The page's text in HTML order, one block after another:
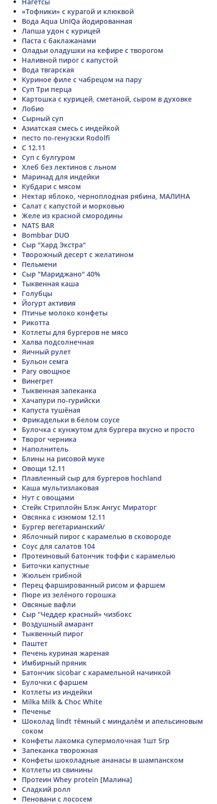
«Тофники» с курагой и клюквой
Вода Aqua UnIQa йодированная
Лапша удон с курицей
Паста с баклажанами
Оладьи оладушки на кефире с творогом
Наливной пирог с капустой
Вода твгарская
Куриное филе с чабрецом на пару
Суп Три перца
Картошка с курицей, сметаной, сыром в духовке
Лобио
Сырный суп
Азиатская смесь с индейкой
песто по-генузски Rodolfi
С 12.11
Суп с булгуром
Хлеб без лектинов с льном
Маринад для индейки
Кубдари с мясом
Нектар яблоко, черноплодная рябина, МАЛИНА
Салат с капустой и морковью
Желе из красной смородины
NATS BAR
Bombbar DUO
Сыр "Хард Экстра"
Творожный десерт с желатином
Пельмени
Сыр "Мариджано" 40%
Тыквенная каша
Голубцы
Йогурт активия
Птичье молоко конфеты
Рикотта
Котлеты для бургеров не мясо
Халва подсолнечная
Яичный рулет
Бульон семга
Рагу овощное
Винегрет
Тыквенная запеканка
Хачапури по-гурийски
Капуста тушёная
Фрикадельки в белом соусе
Булочка с кунжутом для бургера вкусно и просто
Творог черника
Наполнитель
Блины на рисовой муке
Овощи 12.11
Плавленный сыр для бургеров hochland
Каша мультизлаковая
Нут с овощами
Стейк Стриплойн Блэк Ангус Мираторг
Овсянка с изюмом 12.11
Бургер вегетарианский/
Яблочный пирог с карамелью в сковороде
Соус для салатов 104
Протеиновый батончик тоффи с карамелью
Биточки капустные
Жюльен грибной
Перец фаршированный рисом и фаршем
Пюре из зелёного горошка
Овсяные вафли
Сыр “Чеддер красный» чизбокс
Воздушный амарант
Тыквенный пирог
Паштет
Печень куриная жареная
Имбирный пряник
Батончик sicobar с карамельной начинкой
Булочки с фаршем
Котлеты из индейки
Milka Milk & Choc White
Печенье
Шоколад lindt тёмный с миндалём и апельсиновым
соком
Конфеты лакомка супермолочная 1шт 5гр
Запеканка творожная
Конфеты шоколадные ананасы в шампанском
Котлеты из свинины
Протеин Whey protein [Малина]
Сладкий ролл
Пеновани с лососем